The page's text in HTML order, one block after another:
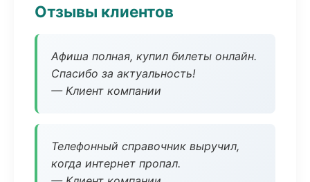
Отзывы клиентов
Афиша полная, купил билеты онлайн.
Спасибо за актуальность!
— Клиент компании
Телефонный справочник выручил,
когда интернет пропал.